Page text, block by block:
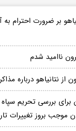
بر ضرورت احترام
ناامید شدم
از نتانیاهو درباره
برای بررسی تحریم
موجب بروز تغییرات